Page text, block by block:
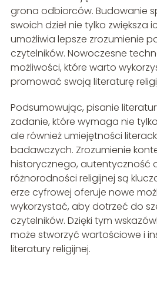
grona odbiorców. Budowanie
swoich dzieł nie tylko zwiększa
umożliwia lepsze zrozumienie
czytelników. Nowoczesne
możliwości, które warto
promować swoją literaturę
Podsumowując, pisanie
zadanie, które wymaga nie
ale również umiejętności
badawczych. Zrozumienie
historycznego, autentyczność
różnorodności religijnej są
erze cyfrowej oferuje nowe
wykorzystać, aby dotrzeć do
czytelników. Dzięki tym
może stworzyć wartościowe i
literatury religijnej.